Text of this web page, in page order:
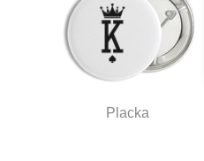
Placka